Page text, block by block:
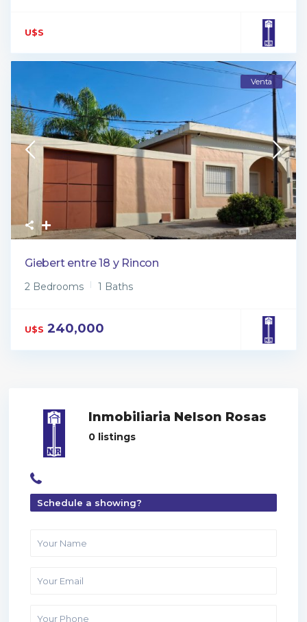
U$S
Venta
Giebert entre 18 y Rincon
2 Bedrooms 1 Baths
U$S 240,000
Inmobiliaria Nelson Rosas
0 listings
Schedule a showing?